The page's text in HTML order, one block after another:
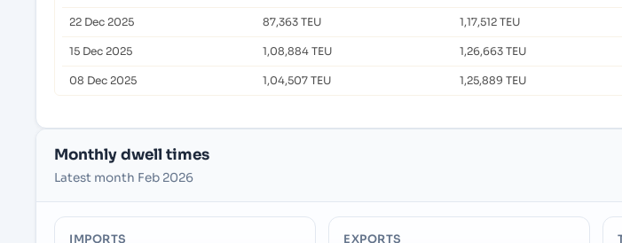
22 Dec 2025 87,363 TEU 1,17,512 TEU
15 Dec 2025 1,08,884 TEU 1,26,663 TEU
08 Dec 2025 1,04,507 TEU 1,25,889 TEU
Monthly dwell times
Latest month Feb 2026
IMPORTS EXPORTS